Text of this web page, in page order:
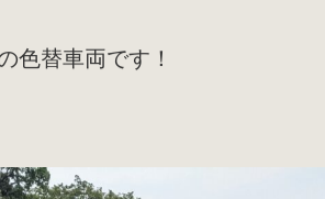
色替車両です！